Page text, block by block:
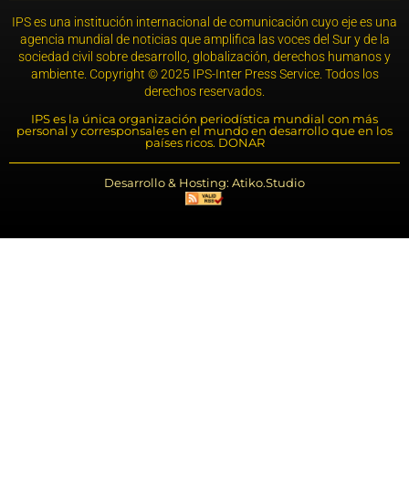
IPS es una institución internacional de comunicación cuyo eje es una
agencia mundial de noticias que amplifica las voces del Sur y de la
sociedad civil sobre desarrollo, globalización, derechos humanos y
ambiente. Copyright © 2025 IPS-Inter Press Service. Todos los
derechos reservados.
IPS es la única organización periodística mundial con más
personal y corresponsales en el mundo en desarrollo que en los
países ricos. DONAR
Desarrollo & Hosting: Atiko.Studio